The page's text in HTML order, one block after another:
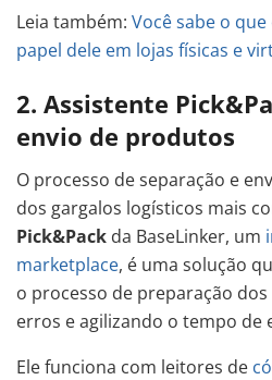
Leia também: Você sabe o
papel dele em lojas físicas e
2. Assistente
envio de produtos
O processo de separação e
dos gargalos logísticos mais
Pick&Pack da BaseLinker, um
marketplace, é uma solução
o processo de preparação
erros e agilizando o tempo de
Ele funciona com leitores de